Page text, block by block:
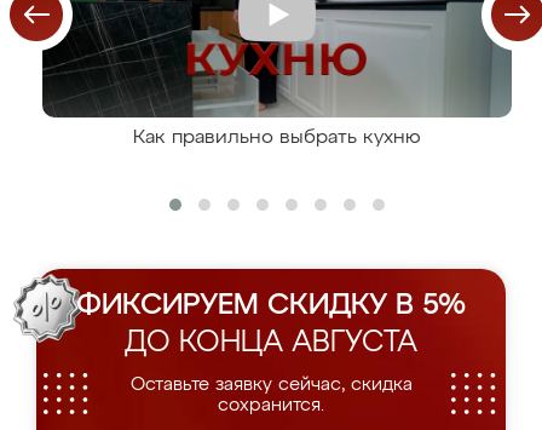
Как правильно выбрать кухню
ФИКСИРУЕМ СКИДКУ В 5%
ДО КОНЦА АВГУСТА
Оставьте заявку сейчас, скидка
сохранится.